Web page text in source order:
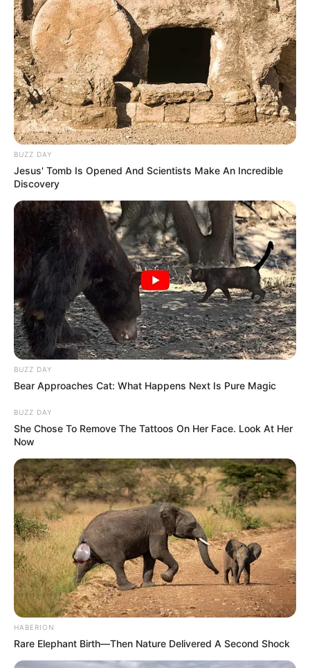
zu ermorden?
weitere Kalauer
Quermania folgen: Impressum & Kontakt
Smartphone Startseite
Suchen:
Auf einigen Seiten dieses Projektes sind Affiliate-
Angebote integriert. Wenn etwas darüber gebucht oder
gekauft wird, ist das eine Unterstützung, ohne dass sich
dadurch der Preis ändert.
BUZZ DAY
Jesus' Tomb Is Opened And Scientists Make An Incredible
Discovery
BUZZ DAY
Bear Approaches Cat: What Happens Next Is Pure Magic
BUZZ DAY
She Chose To Remove The Tattoos On Her Face. Look At Her
Now
HABERION
Rare Elephant Birth—Then Nature Delivered A Second Shock